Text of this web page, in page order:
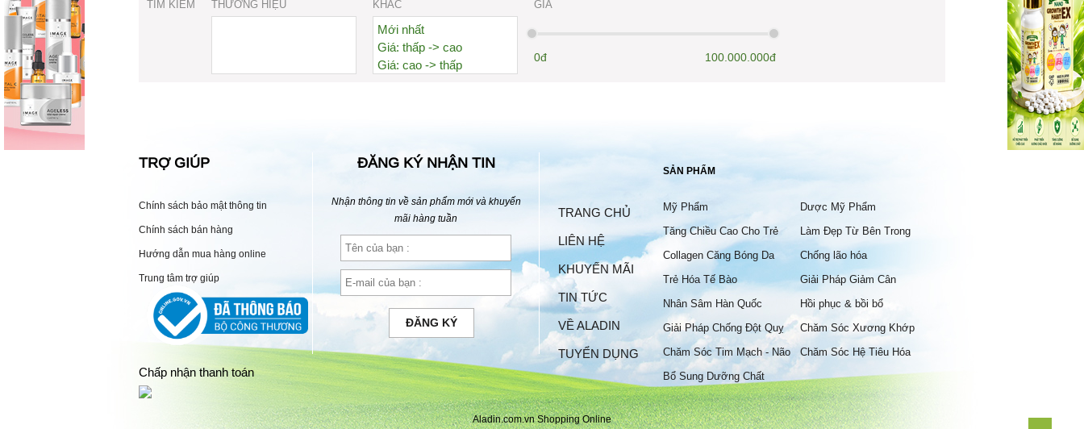
TÌM KIẾM THƯƠNG HIỆU KHÁC
Mới nhất
Giá: thấp -> cao
Giá: cao -> thấp
GIÁ
0đ 100.000.000đ
TRỢ GIÚP
Chính sách bảo mật thông tin
Chính sách bán hàng
Hướng dẫn mua hàng online
Trung tâm trợ giúp
ĐĂNG KÝ NHẬN TIN
Nhận thông tin về sản phẩm mới và khuyến
mãi hàng tuần
ĐĂNG KÝ
TRANG CHỦ
LIÊN HỆ
KHUYẾN MÃI
TIN TỨC
VỀ ALADIN
TUYỂN DỤNG
SẢN PHẨM
Mỹ Phẩm
Dược Mỹ Phẩm
Tăng Chiều Cao Cho Trẻ
Làm Đẹp Từ Bên Trong
Collagen Căng Bóng Da
Chống lão hóa
Trẻ Hóa Tế Bào
Giải Pháp Giảm Cân
Nhân Sâm Hàn Quốc
Hồi phục & bồi bổ
Giải Pháp Chống Đột Quỵ
Chăm Sóc Xương Khớp
Chăm Sóc Tim Mạch - Não
Bộ
Chăm Sóc Hệ Tiêu Hóa
Bổ Sung Dưỡng Chất
Chấp nhận thanh toán
Aladin.com.vn Shopping Online